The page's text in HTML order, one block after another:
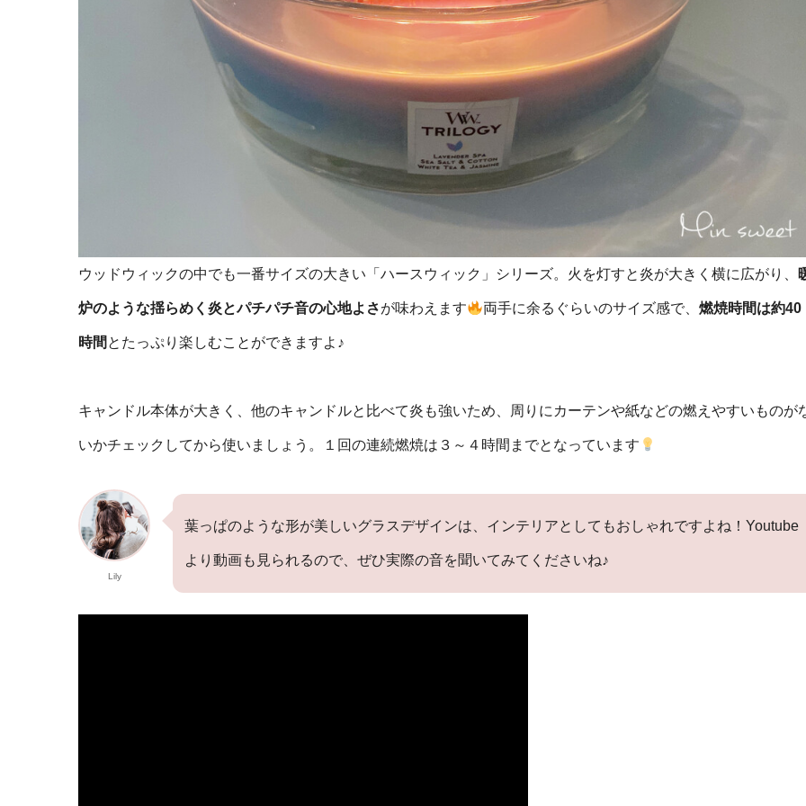
ウッドウィックの中でも一番サイズの大きい「ハースウィック」シリーズ。火を灯すと炎が大きく横に広がり、
炉のような揺らめく炎とパチパチ音の心地よさが味わえます 両手に余るぐらいのサイズ感で、燃焼時間は約40
時間 とたっぷり楽しむことができますよ♪
キャンドル本体が大きく、他のキャンドルと比べて炎も強いため、周りにカーテンや紙などの燃えやすいものが
いかチェックしてから使いましょう。１回の連続燃焼は３～４時間までとなっています
Lily
葉っぱのような形が美しいグラスデザインは、インテリアとしてもおしゃれですよね！Youtube
より動画も見られるので、ぜひ実際の音を聞いてみてくださいね♪